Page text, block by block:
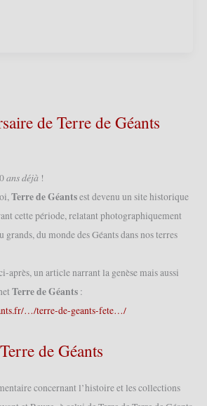
de Terre de Géants
𝑎𝑛𝑠 𝑑𝑒́𝑗𝑎̀ !
Terre de Géantsest devenu un site historique
cette période, relatant photographiquement
grands, du monde des Géants dans nos terres
après, un article narrant la genèse mais aussi
Terre de Géants :
…/terre-de-geants-fete…/
de Géants
concernant l’histoire et les collections